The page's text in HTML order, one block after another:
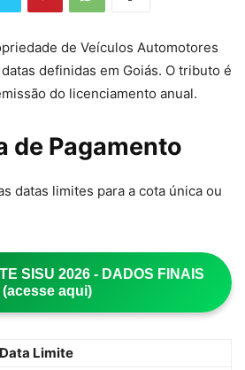
de Veículos Automotores
definidas em Goiás. O tributo é
do licenciamento anual.
de Pagamento
datas limites para a cota única ou
SISU 2026 - DADOS FINAIS
(acesse aqui)
Data Limite